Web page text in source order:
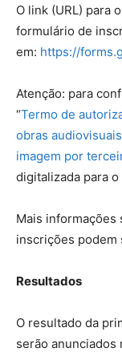
O link (URL) para
formulário de
em: https://
Atenção: para
“Termo de
obras
imagem por
digitalizada para
Mais informações
inscrições podem
Resultados
O resultado da
serão anunciados